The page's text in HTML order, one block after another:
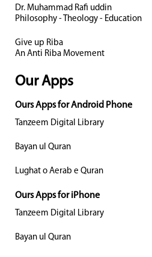
Dr. Muhammad Rafi uddin
Philosophy - Theology - Education
Give up Riba
An Anti Riba Movement
Our Apps
Ours Apps for Android Phone
Tanzeem Digital Library
Bayan ul Quran
Lughat o Aerab e Quran
Ours Apps for iPhone
Tanzeem Digital Library
Bayan ul Quran